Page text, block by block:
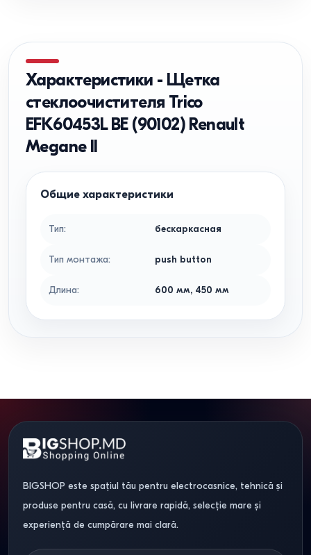
Характеристики - Щетка
стеклоочистителя Trico
EFK60453L BE (90102) Renault
Megane II
Общие характеристики
Тип: бескаркасная
Тип монтажа: push button
Длина: 600 мм, 450 мм
BIGSHOP este spațiul tău pentru electrocasnice, tehnică și
produse pentru casă, cu livrare rapidă, selecție mare și
experiență de cumpărare mai clară.